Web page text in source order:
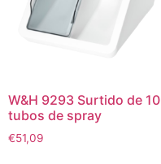
W&H 9293 Surtido de 10
tubos de spray
€51,09